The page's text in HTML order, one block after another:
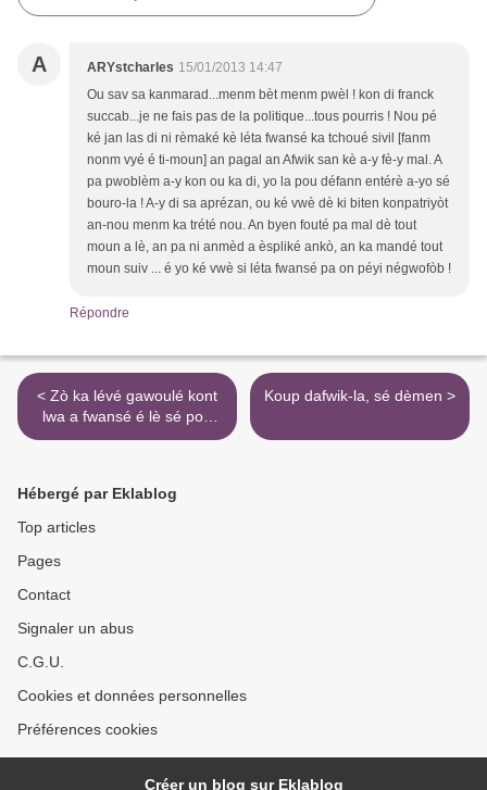
A ARYstcharles 15/01/2013 14:47
Ou sav sa kanmarad...menm bèt menm pwèl ! kon di franck
succab...je ne fais pas de la politique...tous pourris ! Nou pé
ké jan las di ni rèmaké kè léta fwansé ka tchoué sivil [fanm
nonm vyé é ti-moun] an pagal an Afwik san kè a-y fè-y mal. A
pa pwoblèm a-y kon ou ka di, yo la pou défann entérè a-yo sé
bouro-la ! A-y di sa aprézan, ou ké vwè dè ki biten konpatriyòt
an-nou menm ka trété nou. An byen fouté pa mal dè tout
moun a lè, an pa ni anmèd a èspliké ankò, an ka mandé tout
moun suiv ... é yo ké vwè si léta fwansé pa on péyi négwofòb !
Répondre
< Zò ka lévé gawoulé kont
lwa a fwansé é lè sé pou
rèsponsabilité zò ka fè dèyè
Koup dafwik-la, sé dèmen >
Hébergé par Eklablog
Top articles
Pages
Contact
Signaler un abus
C.G.U.
Cookies et données personnelles
Préférences cookies
Créer un blog sur Eklablog